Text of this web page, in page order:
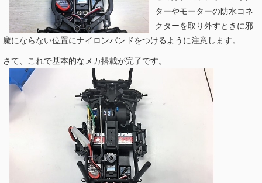
ターやモーターの防水コネ
クターを取り外すときに邪
魔にならない位置にナイロンバンドをつけるように注意します。
さて、これで基本的なメカ搭載が完了です。